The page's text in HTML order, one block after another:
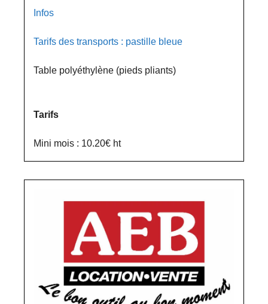
Infos
Tarifs des transports : pastille bleue
Table polyéthylène (pieds pliants)
Tarifs
Mini mois : 10.20€ ht